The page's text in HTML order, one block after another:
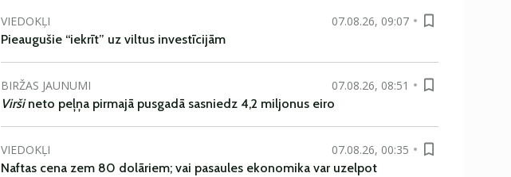
VIEDOKĻI
07.08.26, 09:07
Pieaugušie “iekrīt” uz viltus investīcijām
BIRŽAS JAUNUMI
07.08.26, 08:51
Viršineto peļņa pirmajā pusgadā sasniedz 4,2 miljonus eiro
VIEDOKĻI
07.08.26, 00:35
Naftas cena zem 80 dolāriem; vai pasaules ekonomika var uzelpot